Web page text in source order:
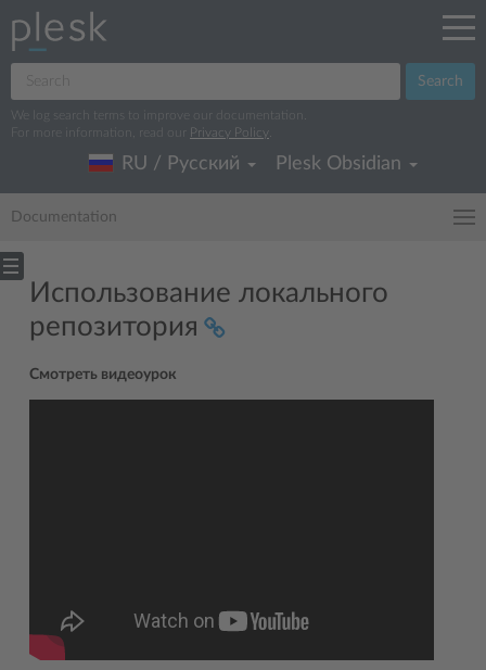
Search
We log search terms to improve our documentation.
For more information, read our
Privacy Policy
RU / Русский Plesk Obsidian
Documentation
Использование локального
репозитория
Смотреть видеоурок